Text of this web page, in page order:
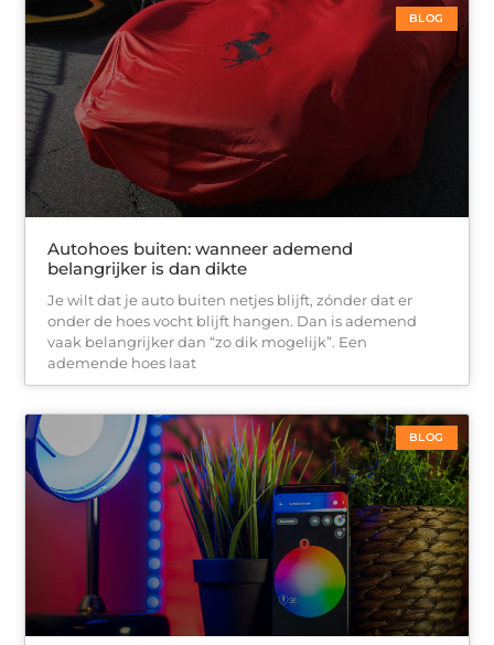
BLOG
Autohoes buiten: wanneer ademend
belangrijker is dan dikte
Je wilt dat je auto buiten netjes blijft, zónder dat er
onder de hoes vocht blijft hangen. Dan is ademend
vaak belangrijker dan “zo dik mogelijk”. Een
ademende hoes laat
BLOG